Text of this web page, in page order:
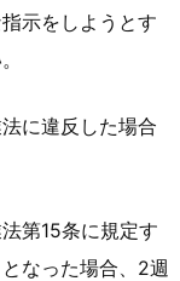
示をしようとす
に違反した場合
第15条に規定す
なった場合、2週